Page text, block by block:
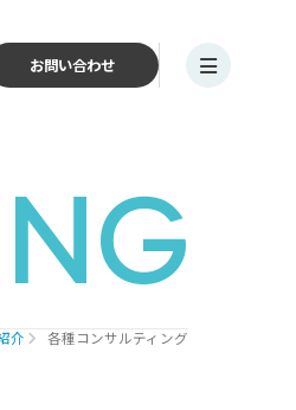
お問い合わせ
介 各種コンサルティング